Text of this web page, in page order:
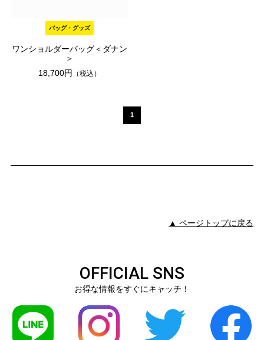
バッグ・グッズ
ワンショルダーバッグ＜ダナン
＞
18,700円
（税込）
1
▲ ページトップに戻る
OFFICIAL SNS
お得な情報をすぐにキャッチ！